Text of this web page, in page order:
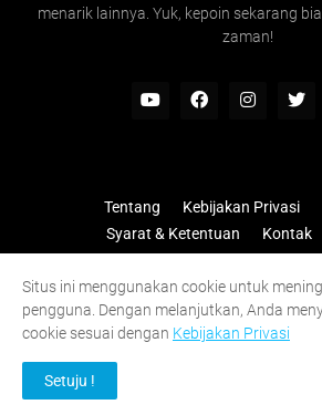
menarik lainnya. Yuk, kepoin sekarang
zaman!
Tentang Kebijakan Privasi
Syarat & Ketentuan
Kontak
Situs ini menggunakan cookie untuk
pengguna. Dengan melanjutkan, Anda
cookie sesuai dengan Kebijakan Privasi
Setuju !